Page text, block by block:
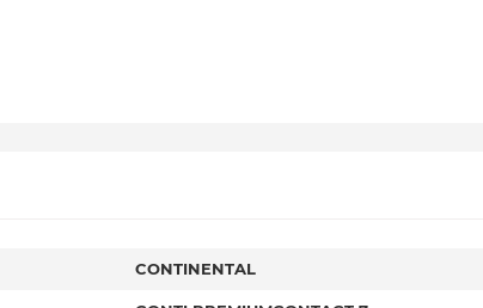
CONTINENTAL